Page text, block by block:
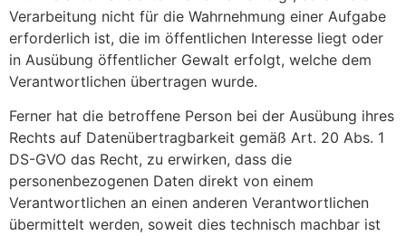
Verarbeitung nicht für die Wahrnehmung einer Aufgabe
erforderlich ist, die im öffentlichen Interesse liegt oder
in Ausübung öffentlicher Gewalt erfolgt, welche dem
Verantwortlichen übertragen wurde.
Ferner hat die betroffene Person bei der Ausübung ihres
Rechts auf Datenübertragbarkeit gemäß Art. 20 Abs. 1
DS-GVO das Recht, zu erwirken, dass die
personenbezogenen Daten direkt von einem
Verantwortlichen an einen anderen Verantwortlichen
übermittelt werden, soweit dies technisch machbar ist